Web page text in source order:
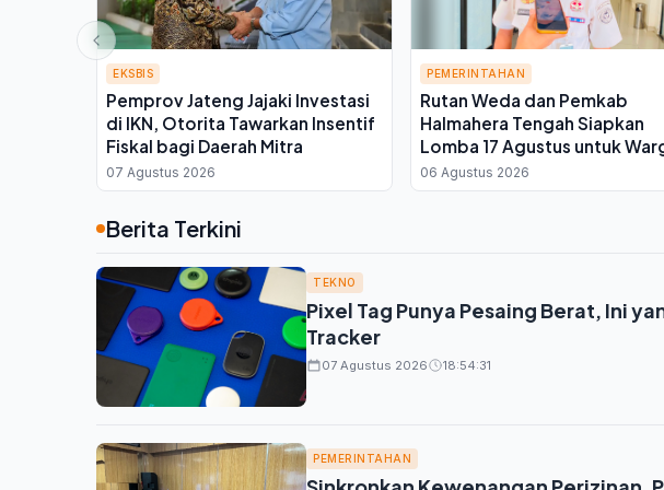
EKSBIS
Pemprov Jateng Jajaki Investasi
di IKN, Otorita Tawarkan Insentif
Fiskal bagi Daerah Mitra
07 Agustus 2026
PEMERINTAHAN
Rutan Weda dan Pemkab
Halmahera Tengah Siapkan
Lomba 17 Agustus untuk
Binaan, Ini Kata Plh Kepala
06 Agustus 2026
Berita Terkini
TEKNO
Pixel Tag Punya Pesaing Berat, Ini
Tracker
07 Agustus 2026 18:54:31
PEMERINTAHAN